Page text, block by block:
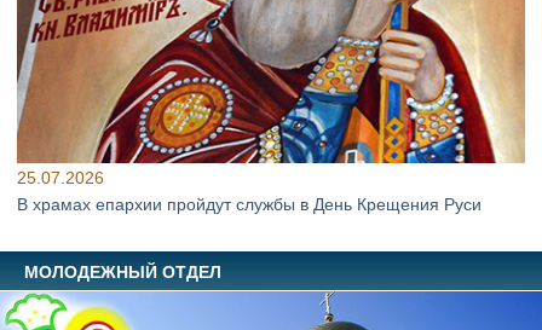
25.07.2026
В храмах епархии пройдут службы в День Крещения Руси
МОЛОДЕЖНЫЙ ОТДЕЛ